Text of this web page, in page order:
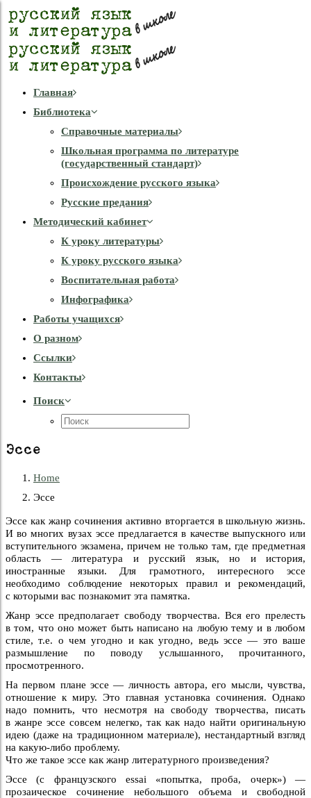
Главная
Библиотека
Справочные материалы
Школьная программа по литературе
(государственный стандарт)
Происхождение русского языка
Русские предания
Методический кабинет
К уроку литературы
К уроку русского языка
Воспитательная работа
Инфографика
Работы учащихся
О разном
Cсылки
Контакты
Поиск
Эссе
Home
Эссе
Эссе как жанр сочинения активно вторгается в школьную жизнь.
И во многих вузах эссе предлагается в качестве выпускного или
вступительного экзамена, причем не только там, где предметная
область — литература и русский язык, но и история,
иностранные языки. Для грамотного, интересного эссе
необходимо соблюдение некоторых правил и рекомендаций,
с которыми вас познакомит эта памятка.
Жанр эссе предполагает свободу творчества. Вся его прелесть
в том, что оно может быть написано на любую тему и в любом
стиле, т.е. о чем угодно и как угодно, ведь эссе — это ваше
размышление по поводу услышанного, прочитанного,
просмотренного.
На первом плане эссе — личность автора, его мысли, чувства,
отношение к миру. Это главная установка сочинения. Однако
надо помнить, что несмотря на свободу творчества, писать
в жанре эссе совсем нелегко, так как надо найти оригинальную
идею (даже на традиционном материале), нестандартный взгляд
на какую-либо проблему.
Что же такое эссе как жанр литературного произведения?
Эссе (с французского еssai «попытка, проба, очерк») —
прозаическое сочинение небольшого объема и свободной